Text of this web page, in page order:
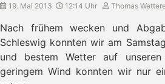
- Abkürzung nach Ballen
- Grenaa - Aalborg
- Mit 50 Knoten nach Nyköping
- Thyboroen
- Fahrt nach Thyboroen
19. Mai 2013 12:14 Uhr Thomas
Nach frühem wecken und
Schleswig konnten wir am
und bestem Wetter auf
geringem Wind konnten wir nur